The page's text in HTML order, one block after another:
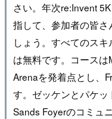
さい。年次re:Invent
指して、参加者の皆さ
しょう。すべてのス
は無料です。コースは
Arenaを発着点とし、
す。ゼッケンとパケ
Sands Foyerのコミュ